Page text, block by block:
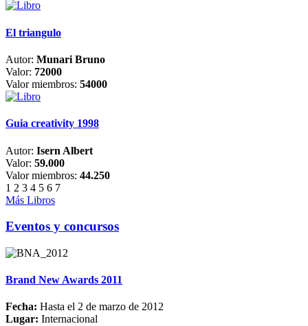
El triangulo
Autor: Munari Bruno
Valor: 72000
Valor miembros: 54000
Guia creativity 1998
Autor: Isern Albert
Valor: 59.000
Valor miembros: 44.250
1 2 3 4 5 6 7
Más Libros
Eventos y concursos
Brand New Awards 2011
Fecha: Hasta el 2 de marzo de 2012
Lugar: Internacional